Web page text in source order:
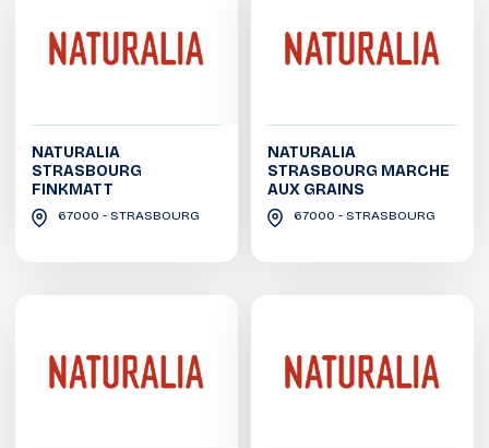
NATURALIA
STRASBOURG
FINKMATT
67000 - STRASBOURG
NATURALIA
STRASBOURG MARCHE
AUX GRAINS
67000 - STRASBOURG